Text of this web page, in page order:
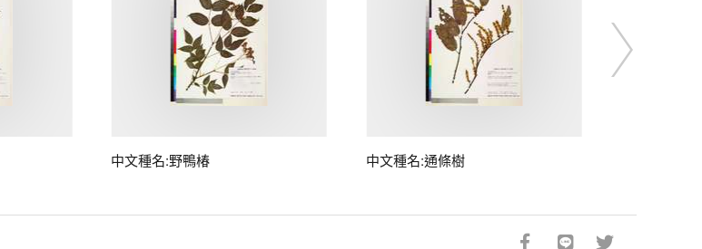
中文種名:野鴨椿 中文種名:通條樹